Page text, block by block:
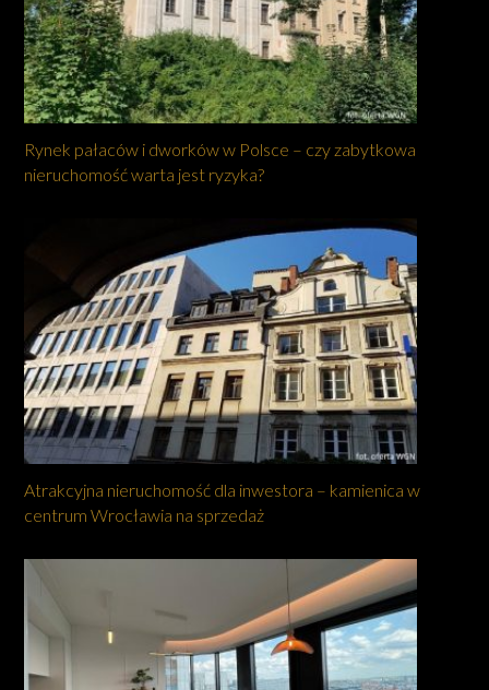
Rynek pałaców i dworków w Polsce – czy zabytkowa
nieruchomość warta jest ryzyka?
Atrakcyjna nieruchomość dla inwestora – kamienica w
centrum Wrocławia na sprzedaż